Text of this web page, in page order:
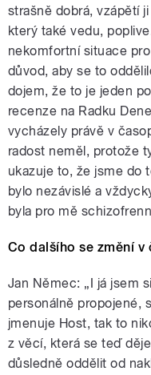
strašně dobrá, vzápětí
který také vedu,
nekomfortní situace
důvod, aby se to
dojem, že to je jeden
recenze na Radku
vycházely právě v
radost neměl, protože
ukazuje to, že jsme do
bylo nezávislé a
byla pro mě
Co dalšího se změní v
Jan Němec: „I já jsem
personálně propojené,
jmenuje Host, tak to
z věcí, která se teď
důsledně oddělit od